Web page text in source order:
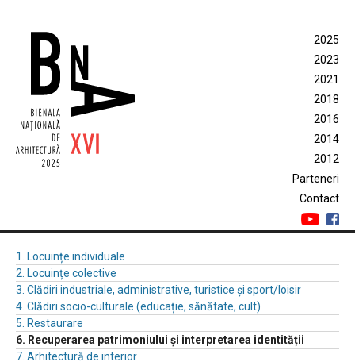
2025
2023
2021
2018
2016
2014
2012
Parteneri
Contact
1. Locuințe individuale
2. Locuințe colective
3. Clădiri industriale, administrative, turistice și sport/loisir
4. Clădiri socio-culturale (educație, sănătate, cult)
5. Restaurare
6. Recuperarea patrimoniului și interpretarea identității
7. Arhitectură de interior